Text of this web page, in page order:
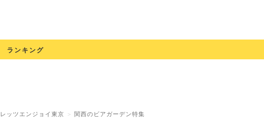
ランキング
レッツエンジョイ東京 関西のビアガーデン特集